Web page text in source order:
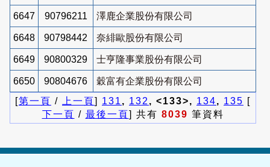
6647 90796211 澤鹿企業股份有限公司
6648 90798442 奈緋歐股份有限公司
6649 90800329 士亨隆事業股份有限公司
6650 90804676
穀富有企業股份有限公司
[第一頁 / 上一頁] 131 , 132 , <133>, 134, 135 [
下一頁 / 最後一頁] 共有 8039 筆資料